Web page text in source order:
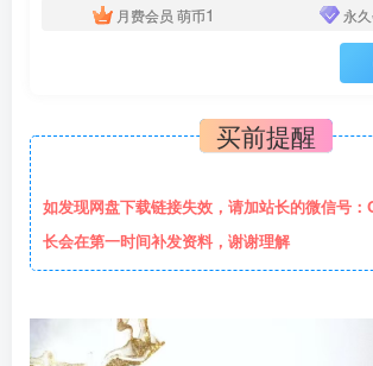
月费会员 萌币1 永
买前提醒
如发现网盘下载链接失效，请加站长的微信号：
长会在第一时间补发资料，谢谢理解